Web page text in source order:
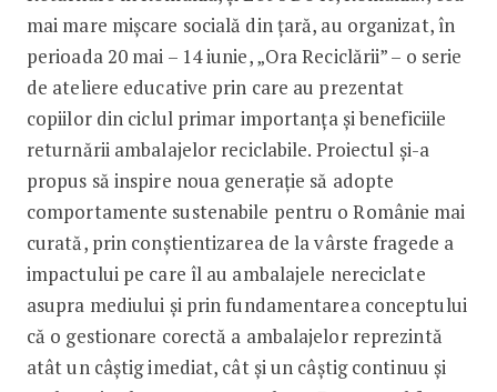
mai mare mișcare socială din țară, au organizat, în
perioada 20 mai – 14 iunie, „Ora Reciclării” – o serie
de ateliere educative prin care au prezentat
copiilor din ciclul primar importanța și beneficiile
returnării ambalajelor reciclabile. Proiectul și-a
propus să inspire noua generație să adopte
comportamente sustenabile pentru o Românie mai
curată, prin conștientizarea de la vârste fragede a
impactului pe care îl au ambalajele nereciclate
asupra mediului și prin fundamentarea conceptului
că o gestionare corectă a ambalajelor reprezintă
atât un câștig imediat, cât și un câștig continuu și